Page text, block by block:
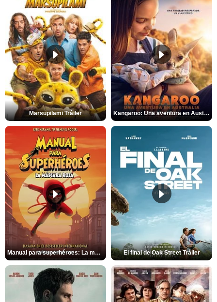
Marsupilami Tráiler Kangaroo: Una aventura en Australia Tráiler
Manual para superhéroes: La máscara roja Tráiler El final de Oak Street Tráiler